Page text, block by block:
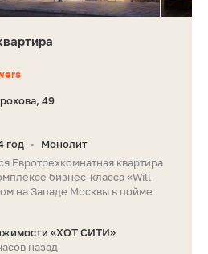
49
год •
Монолит
Евротрехкомнатная квартира
бизнес-класса «Will
на Западе Москвы в пойме
«ХОТ СИТИ»
назад